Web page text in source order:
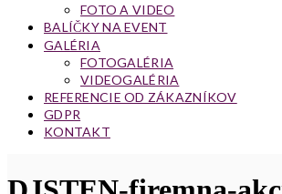
FOTO A VIDEO
BALÍČKY NA EVENT
GALÉRIA
FOTOGALÉRIA
VIDEOGALÉRIA
REFERENCIE OD ZÁKAZNÍKOV
GDPR
KONTAKT